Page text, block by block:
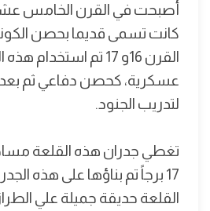
أصبحت في القرن الخامس عشر
القرن 16و 17 تم
عسكرية، كحصن دفاعي ثم
لتدريب الجنود.
17 برجاً تم بناؤها على هذه
القلعة حديقة جميلة علي